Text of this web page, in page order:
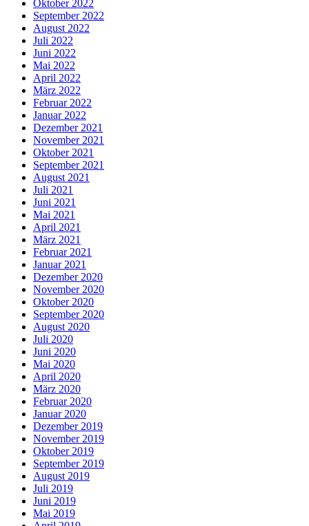
Oktober 2022
September 2022
August 2022
Juli 2022
Juni 2022
Mai 2022
April 2022
März 2022
Februar 2022
Januar 2022
Dezember 2021
November 2021
Oktober 2021
September 2021
August 2021
Juli 2021
Juni 2021
Mai 2021
April 2021
März 2021
Februar 2021
Januar 2021
Dezember 2020
November 2020
Oktober 2020
September 2020
August 2020
Juli 2020
Juni 2020
Mai 2020
April 2020
März 2020
Februar 2020
Januar 2020
Dezember 2019
November 2019
Oktober 2019
September 2019
August 2019
Juli 2019
Juni 2019
Mai 2019